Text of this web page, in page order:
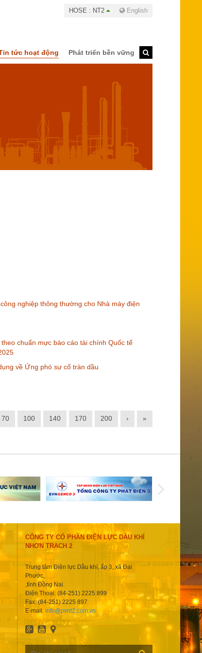
HOSE : NT2 English
tức hoạt động Phát triển bền vững
nghiệp thông thường cho Nhà máy điện
chuẩn mực báo cáo tài chính Quốc tế
về Ứng phó sự cố tràn dầu
70 100 140 170 200 › »
CÔNG TY CỔ PHẦN ĐIỆN LỰC DẦU KHÍ
NHƠN TRẠCH 2
Trung tâm Điện lực Dầu khí, ấp 3, xã Đại
Phước,
,tỉnh Đồng Nai.
Điện Thoại: (84-251) 2225 899
Fax: (84-251) 2225 897
E-mail: info@pvnt2.com.vn